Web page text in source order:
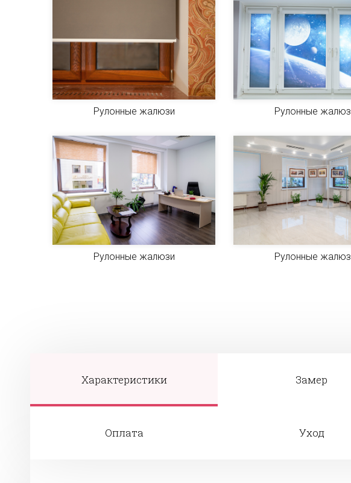
Рулонные жалюзи Рулонные
Рулонные жалюзи Рулонные
Характеристики Замер
Оплата Уход